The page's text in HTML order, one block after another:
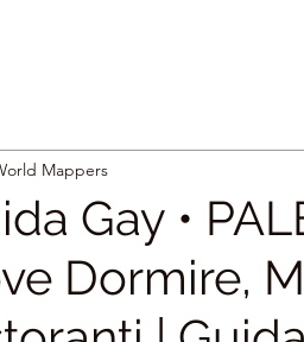
Gay •
Dormire,
Mappers